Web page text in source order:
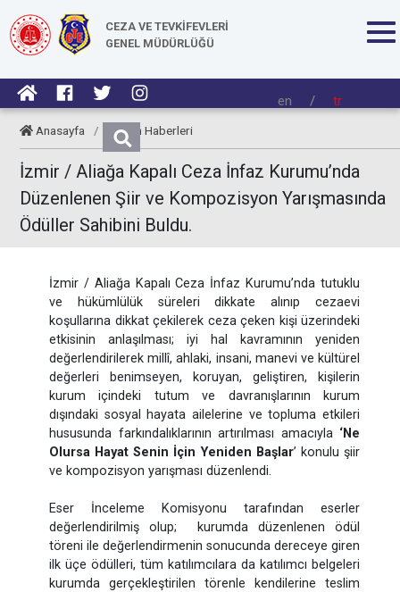
CEZA VE TEVKİFEVLERİ
GENEL MÜDÜRLÜĞÜ
en / tr
Anasayfa / Kurum Haberleri
İzmir / Aliağa Kapalı Ceza İnfaz Kurumu’nda
Düzenlenen Şiir ve Kompozisyon Yarışmasında
Ödüller Sahibini Buldu.
İzmir / Aliağa Kapalı Ceza İnfaz Kurumu’nda tutuklu
ve hükümlülük süreleri dikkate alınıp cezaevi
koşullarına dikkat çekilerek ceza çeken kişi üzerindeki
etkisinin anlaşılması; iyi hal kavramının yeniden
değerlendirilerek millî, ahlaki, insani, manevi ve kültürel
değerleri benimseyen, koruyan, geliştiren, kişilerin
kurum içindeki tutum ve davranışlarının kurum
dışındaki sosyal hayata ailelerine ve topluma etkileri
hususunda farkındalıklarının artırılması amacıyla ‘Ne
Olursa Hayat Senin İçin Yeniden Başlar’ konulu şiir
ve kompozisyon yarışması düzenlendi.
Eser İnceleme Komisyonu tarafından eserler
değerlendirilmiş olup; kurumda düzenlenen ödül
töreni ile değerlendirmenin sonucunda dereceye giren
ilk üçe ödülleri, tüm katılımcılara da katılımcı belgeleri
kurumda gerçekleştirilen törenle kendilerine teslim